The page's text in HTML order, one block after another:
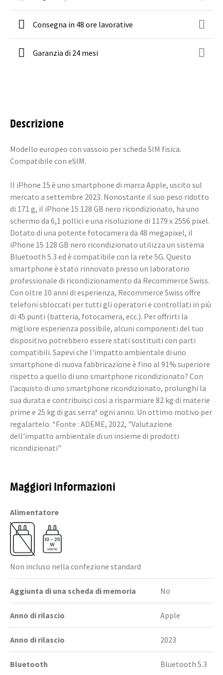
Consegna in 48 ore lavorative
Garanzia di 24 mesi
Descrizione
Modello europeo con vassoio per scheda SIM fisica.
Compatibile con eSIM.
Il iPhone 15 è uno smartphone di marca Apple, uscito sul
mercato a settembre 2023. Nonostante il suo peso ridotto
di 171 g, il iPhone 15 128 GB nero ricondizionato, ha uno
schermo da 6,1 pollici e una risoluzione di 1179 x 2556 pixel.
Dotato di una potente fotocamera da 48 megapixel, il
iPhone 15 128 GB nero ricondizionato utilizza un sistema
Bluetooth 5.3 ed è compatibile con la rete 5G. Questo
smartphone è stato rinnovato presso un laboratorio
professionale di ricondizionamento da Recommerce Swiss.
Con oltre 10 anni di esperienza, Recommerce Swiss offre
telefoni sbloccati per tutti gli operatori e controllati in più
di 45 punti (batteria, fotocamera, ecc.). Per offrirti la
migliore esperienza possibile, alcuni componenti del tuo
dispositivo potrebbero essere stati sostituiti con parti
compatibili. Sapevi che l'impatto ambientale di uno
smartphone di nuova fabbricazione è fino al 91% superiore
rispetto a quello di uno smartphone ricondizionato? Con
l’acquisto di uno smartphone ricondizionato, prolunghi la
sua durata e contribuisci così a risparmiare 82 kg di materie
prime e 25 kg di gas serra* ogni anno. Un ottimo motivo per
regalartelo. *Fonte : ADEME, 2022, "Valutazione
dell'impatto ambientale di un insieme di prodotti
ricondizionati"
Maggiori Informazioni
Alimentatore
Non incluso nella confezione standard
Aggiunta di una scheda di memoria No
Anno di rilascio Apple
Anno di rilascio 2023
Bluetooth Bluetooth 5.3